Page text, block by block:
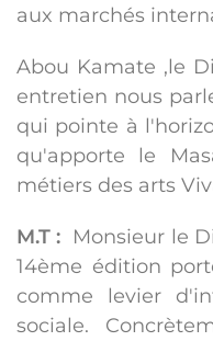
aux marchés
Abou Kamate ,le
entretien nous
qui pointe à
qu'apporte le
métiers des arts
M.T : Monsieur le
14ème édition
comme levier
sociale.